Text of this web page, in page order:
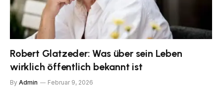
Robert Glatzeder: Was über sein Leben
wirklich öffentlich bekannt ist
By Admin Februar 9, 2026